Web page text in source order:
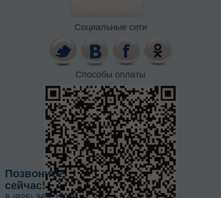
Социальные сети
Способы оплаты
Позвоните
сейчас!